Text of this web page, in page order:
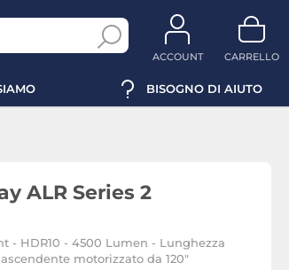
ACCOUNT CARRELLO
BISOGNO DI AIUTO
ALR Series 2
- HDR10 - 4500 Lumen - Lunghezza
motorizzato da 120"